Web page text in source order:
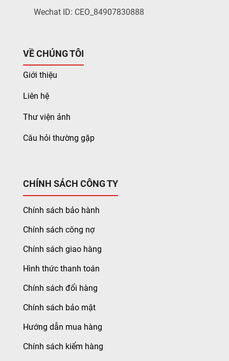
Wechat ID: CEO_84907830888
VỀ CHÚNG TÔI
Giới thiệu
Liên hệ
Thư viện ảnh
Câu hỏi thường gặp
CHÍNH SÁCH CÔNG TY
Chính sách bảo hành
Chính sách công nợ
Chính sách giao hàng
Hình thức thanh toán
Chính sách đổi hàng
Chính sách bảo mật
Hướng dẫn mua hàng
Chính sách kiểm hàng